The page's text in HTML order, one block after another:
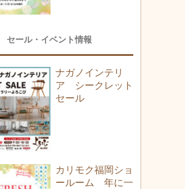
セール・イベント情報
ナガノインテリ
ア シークレット
セール
カリモク福岡ショ
ールーム 年に一